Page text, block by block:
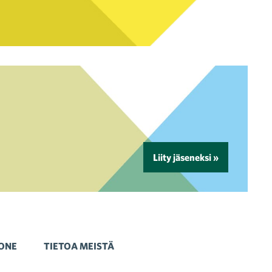
Liity jäseneksi »
TIETOA MEISTÄ